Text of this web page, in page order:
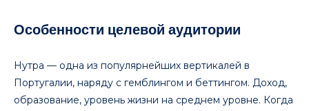
Особенности целевой аудитории
Нутра — одна из популярнейших вертикалей в
Португалии, наряду с гемблингом и беттингом. Доход,
образование, уровень жизни на среднем уровне. Когда